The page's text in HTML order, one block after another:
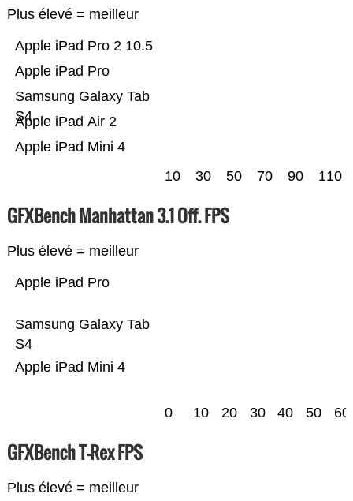
Plus élevé = meilleur
Apple iPad Mini 4
Apple iPad Air 2
Samsung Galaxy Tab
S4
Apple iPad Pro
Apple iPad Pro 2 10.5
10 30 50 70 90 110
GFXBench Manhattan 3.1 Off. FPS
Plus élevé = meilleur
Apple iPad Mini 4
Samsung Galaxy Tab
S4
Apple iPad Pro
0 10 20 30 40 50 60
GFXBench T-Rex FPS
Plus élevé = meilleur